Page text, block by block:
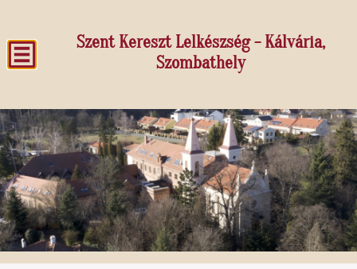
Szent Kereszt Lelkészség - Kálvária,
Szombathely